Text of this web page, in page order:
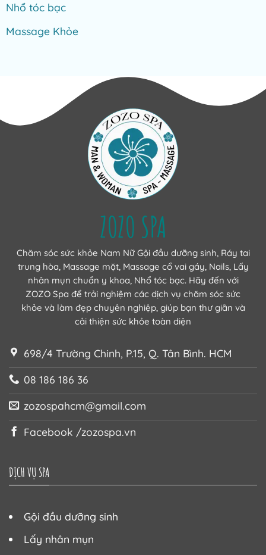
Nhổ tóc bạc
Massage Khỏe
ZOZO SPA
Chăm sóc sức khỏe Nam Nữ Gội đầu dưỡng sinh, Ráy tai
trung hòa, Massage mặt, Massage cổ vai gáy, Nails, Lấy
nhân mụn chuẩn y khoa, Nhổ tóc bạc. Hãy đến với
ZOZO Spa để trải nghiệm các dịch vụ chăm sóc sức
khỏe và làm đẹp chuyên nghiệp, giúp bạn thư giãn và
cải thiện sức khỏe toàn diện
698/4 Trường Chinh, P.15, Q. Tân Bình. HCM
08 186 186 36
zozospahcm@gmail.com
Facebook /zozospa.vn
DỊCH VỤ SPA
Gội đầu dưỡng sinh
Lấy nhân mụn